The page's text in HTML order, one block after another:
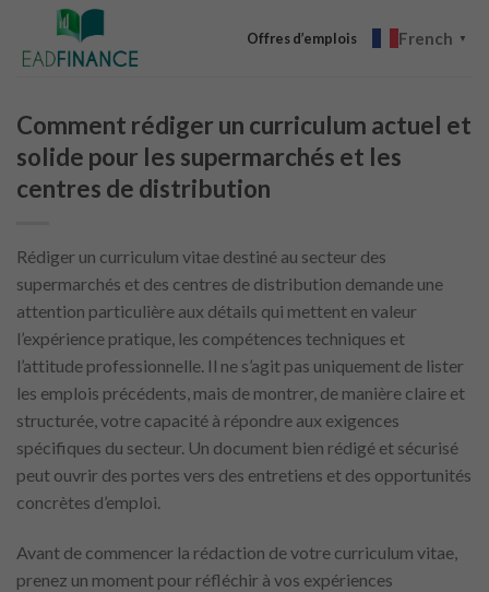
content
Offres d’emplois French ▼
Comment rédiger un curriculum actuel et
solide pour les supermarchés et les
centres de distribution
Rédiger un curriculum vitae destiné au secteur des
supermarchés et des centres de distribution demande une
attention particulière aux détails qui mettent en valeur
l’expérience pratique, les compétences techniques et
l’attitude professionnelle. Il ne s’agit pas uniquement de lister
les emplois précédents, mais de montrer, de manière claire et
structurée, votre capacité à répondre aux exigences
spécifiques du secteur. Un document bien rédigé et sécurisé
peut ouvrir des portes vers des entretiens et des opportunités
concrètes d’emploi.
Avant de commencer la rédaction de votre curriculum vitae,
prenez un moment pour réfléchir à vos expériences